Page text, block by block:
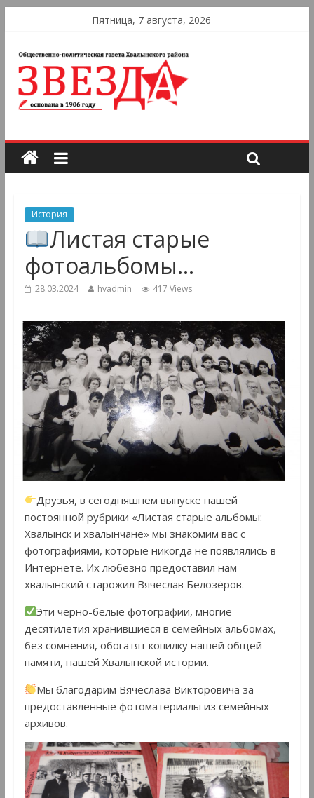
Пятница, 7 августа, 2026
История
Листая старые
фотоальбомы…
28.03.2024 hvadmin 417 Views
Друзья, в сегодняшнем выпуске нашей
постоянной рубрики «Листая старые альбомы:
Хвалынск и хвалынчане» мы знакомим вас с
фотографиями, которые никогда не появлялись в
Интернете. Их любезно предоставил нам
хвалынский старожил Вячеслав Белозёров.
Эти чёрно-белые фотографии, многие
десятилетия хранившиеся в семейных альбомах,
без сомнения, обогатят копилку нашей общей
памяти, нашей Хвалынской истории.
Мы благодарим Вячеслава Викторовича за
предоставленные фотоматериалы из семейных
архивов.